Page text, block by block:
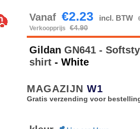
Vanaf €2.23 incl. BTW
Verkoopprijs
€4.90
Gildan GN641 -
shirt - White
MAGAZIJN W1
Gratis verzending voor